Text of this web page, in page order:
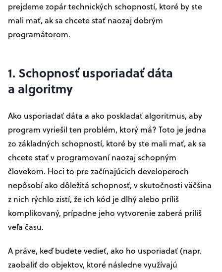
prejdeme zopár technických schopností, ktoré by ste
mali mať, ak sa chcete stať naozaj dobrým
programátorom.
1. Schopnosť usporiadať dáta
a algoritmy
Ako usporiadať dáta a ako poskladať algoritmus, aby
program vyriešil ten problém, ktorý má? Toto je jedna
zo základných schopností, ktoré by ste mali mať, ak sa
chcete stať v programovaní naozaj schopným
človekom. Hoci to pre začínajúcich developeroch
nepôsobí ako dôležitá schopnosť, v skutočnosti väčšina
z nich rýchlo zistí, že ich kód je dlhý alebo príliš
komplikovaný, prípadne jeho vytvorenie zaberá príliš
veľa času.
A práve, keď budete vedieť, ako ho usporiadať (napr.
zaobaliť do objektov, ktoré následne využívajú